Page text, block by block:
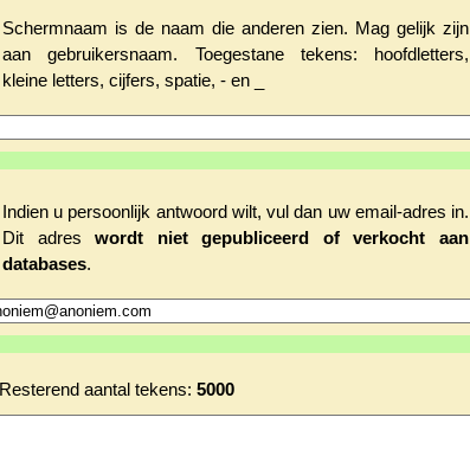
Schermnaam is de naam die anderen zien. Mag gelijk zijn
aan gebruikersnaam. Toegestane tekens: hoofdletters,
kleine letters, cijfers, spatie, - en _
Indien u persoonlijk antwoord wilt, vul dan uw email-adres in.
Dit adreswordt niet gepubliceerd of verkocht aan
databases.
Resterend aantal tekens: 5000